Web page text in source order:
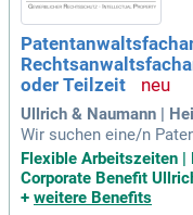
serfahrung. Werde Teil
erstütze uns im
oder Teilzeit
Ullrich & Naumann |
Wir suchen eine/n
mit abgeschlossener
rung im Patentbereich.
ge,
Flexible Arbeitszeiten
Corporate Benefit
+ weitere Benefits